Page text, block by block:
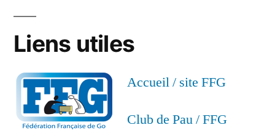
Liens utiles
Accueil / site FFG
Club de Pau / FFG